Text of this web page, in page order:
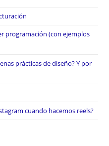
programación (con ejemplos
prácticas de diseño? Y por
cuando hacemos reels?